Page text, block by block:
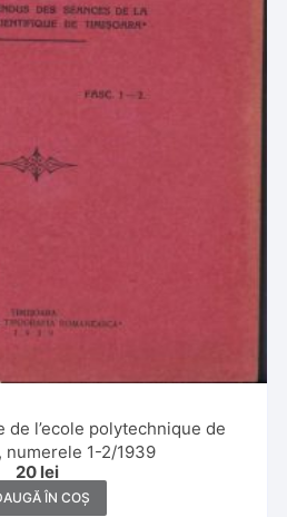
l’ecole polytechnique de
numerele 1-2/1939
20 lei
ÎN COȘ